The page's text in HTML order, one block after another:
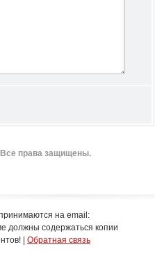
права защищены.
на email:
должны содержаться копии
| Обратная связь